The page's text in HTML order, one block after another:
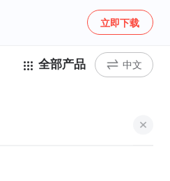
立即下载
全部产品 中文